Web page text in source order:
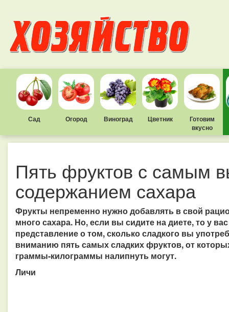
Сад Огород Виноград Цветник
Готовим
вкусно
Пять фруктов с самым
содержанием сахара
Фрукты непременно нужно добавлять в свой
много сахара. Но, если вы сидите на диете, то у
представление о том, сколько сладкого вы
вниманию пять самых сладких фруктов, от
граммы-килограммы налипнуть могут.
Личи